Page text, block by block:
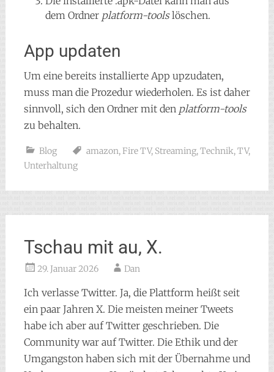
dem Ordner platform-toolslöschen.
App updaten
Um eine bereits installierte App upzudaten,
muss man die Prozedur wiederholen. Es ist daher
sinnvoll, sich den Ordner mit den platform-tools
zu behalten.
Blog amazon, Fire TV, Streaming,Technik,TV,
Unterhaltung
Tschau mit au, X.
29. Januar 2026 Dan
Ich verlasse Twitter. Ja, die Plattform heißt seit
ein paar Jahren X. Die meisten meiner Tweets
habe ich aber auf Twitter geschrieben. Die
Community war auf Twitter. Die Ethik und der
Umgangston haben sich mit der Übernahme und